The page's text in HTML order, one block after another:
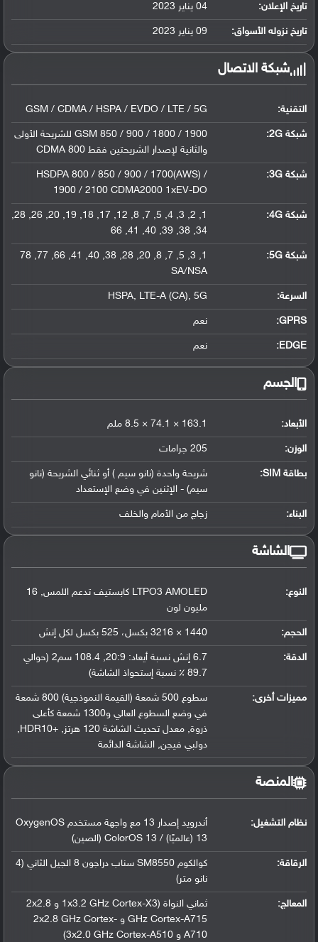
البطارية:
ليثيوم بوليمر سعة 5000 مللي أمبير, غير ق...
تاريخ الإعلان: 04 يناير 2023
تاريخ نزوله الأسواق: 09 يناير 2023
شبكة الاتصال
التقنية: GSM / CDMA / HSPA / EVDO / LTE / 5G
شبكة 2G:
GSM 850 / 900 / 1800 / 1900 للشريحة الأولى
والثانية لإصدار الشريحتين فقط CDMA 800
شبكة 3G :
HSDPA 800 / 850 / 900 / 1700(AWS) /
1900 / 2100 CDMA2000 1xEV-DO
شبكة 4G :
1, 2, 3, 4, 5, 7, 8, 12, 17, 18, 19, 20, 26, 28,
34, 38, 39, 40, 41, 66
شبكة 5G :
1, 3, 5, 7, 8, 20, 28, 38, 40, 41, 66, 77, 78
SA/NSA
السرعة: HSPA, LTE-A (CA), 5G
GPRS: نعم
EDGE: نعم
الجسم
الأبعاد: 163.1 × 74.1 × 8.5 ملم
الوزن: 205 جرامات
بطاقة SIM:
شريحة واحدة (نانو سيم ) أو ثنائي الشريحة (نانو
سيم) - الإثنين في وضع الإستعداد
البناء: زجاج من الأمام والخلف
الشاشة
النوع:
LTPO3 AMOLED كابستيف تدعم اللمس, 16
مليون لون
الحجم: 1440 × 3216 بكسل، 525 بكسل لكل إنش
الدقة:
6.7 إنش نسبة أيعاد: 20:9, 108.4 سم2 (حوالي
89.7 ٪ نسبة إستحواذ الشاشة)
مميزات أخرى:
سطوع 500 شمعة (القيمة النموذجية) 800 شمعة
في وضع السطوع العالي و1300 شمعة كأعلى
ذروة, معدل تحديث الشاشة 120 هرتز, +HDR10,
دولبي فيجن, الشاشة الدائمة
المنصة
نظام التشغيل:
أندرويد إصدار 13 مع واجهة مستخدم OxygenOS
13 (عالميًا) / ColorOS 13 (الصين)
الرقاقة:
كوالكوم SM8550 سناب دراجون 8 الجيل الثاني (4
نانو متر)
المعالج:
ثماني النواة (1x3.2 GHz Cortex-X3 و 2x2.8
GHz Cortex-A715 و 2x2.8 GHz Cortex-
A710 و 3x2.0 GHz Cortex-A510)